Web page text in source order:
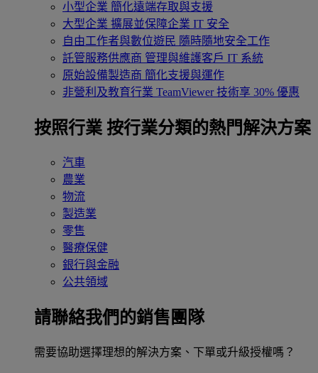
小型企業 簡化遠端存取與支援
大型企業 擴展並保障企業 IT 安全
自由工作者與數位遊民 隨時隨地安全工作
託管服務供應商 管理與維護客戶 IT 系統
原始設備製造商 簡化支援與運作
非營利及教育行業 TeamViewer 技術享 30% 優惠
按照行業 按行業分類的熱門解決方案
汽車
農業
物流
製造業
零售
醫療保健
銀行與金融
公共領域
請聯絡我們的銷售團隊
需要協助選擇理想的解決方案、下單或升級授權嗎？